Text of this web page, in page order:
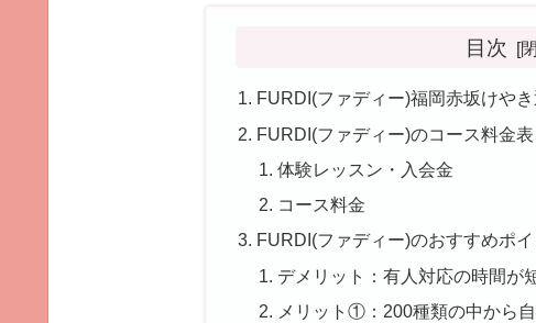
目次
FURDI(ファディー)福岡赤坂けや
FURDI(ファディー)のコース料金表
体験レッスン・入会金
コース料金
FURDI(ファディー)のおすすめポ
デメリット：有人対応の時間が
メリット①：200種類の中から